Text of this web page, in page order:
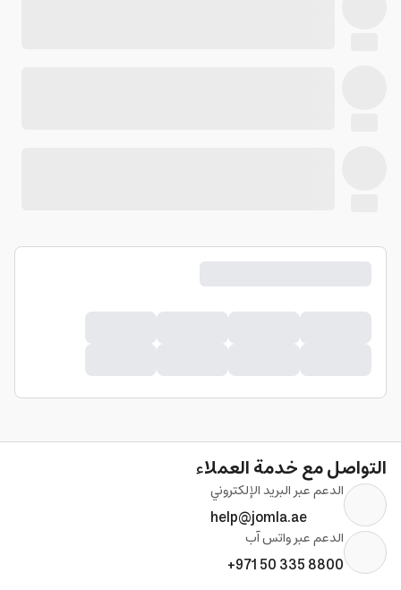
التواصل مع خدمة العملاء
الدعم عبر البريد الإلكتروني
help@jomla.ae
الدعم عبر واتس آب
+971 50 335 8800